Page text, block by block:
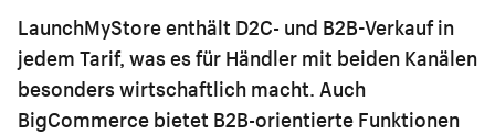
LaunchMyStore enthält D2C- und B2B-Verkauf in
jedem Tarif, was es für Händler mit beiden Kanälen
besonders wirtschaftlich macht. Auch
BigCommerce bietet B2B-orientierte Funktionen